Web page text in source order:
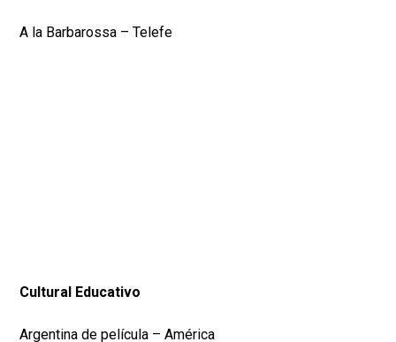
A la Barbarossa – Telefe
Cultural Educativo
Argentina de película – América